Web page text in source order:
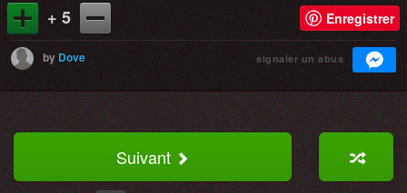
+ 5 Enregistrer
byDove signaler un abus
Suivant